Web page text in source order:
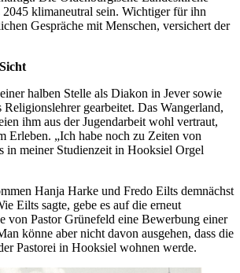
2045 klimaneutral sein. Wichtiger für ihn
Gespräche mit Menschen, versichert der
halben Stelle als Diakon in Jever sowie
Religionslehrer gearbeitet. Das Wangerland,
ihm aus der Jugendarbeit wohl vertraut,
Erleben. „Ich habe noch zu Zeiten von
in meiner Studienzeit in Hooksiel Orgel
Hanja Harke und Fredo Eilts demnächst
Eilts sagte, gebe es auf die erneut
von Pastor Grünefeld eine Bewerbung einer
könne aber nicht davon ausgehen, dass die
Pastorei in Hooksiel wohnen werde.